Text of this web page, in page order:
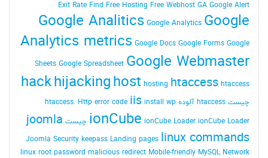
Exit Rate Find Free Hosting Free Webhost GA Google Alert
Google Analitics Google Analytics Google
Analytics metrics Google Docs Google Forms Google
Sheets Google Spreadsheet Google Webmaster
hackhijackinghost hosting htaccess htaccess
چیست htaccess آلوده htaccess. Http error code iis install wp
ionCube ionCube Loader ionCube Loader چیست joomla
Joomla Security keepass Landing pages linux commands
linux root password malicious redirect Mobile-friendly MySQL Network